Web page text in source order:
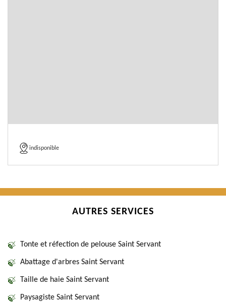
indisponible
AUTRES SERVICES
Tonte et réfection de pelouse Saint Servant
Abattage d'arbres Saint Servant
Taille de haie Saint Servant
Paysagiste Saint Servant